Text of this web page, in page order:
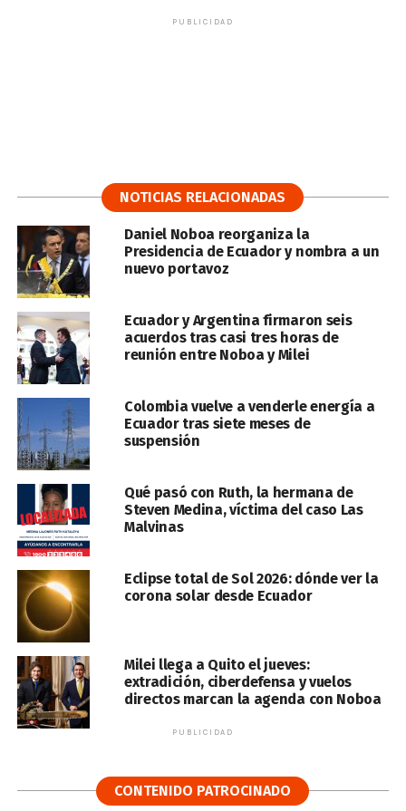
PUBLICIDAD
NOTICIAS RELACIONADAS
Daniel Noboa reorganiza la
Presidencia de Ecuador y nombra a un
nuevo portavoz
Ecuador y Argentina firmaron seis
acuerdos tras casi tres horas de
reunión entre Noboa y Milei
Colombia vuelve a venderle energía a
Ecuador tras siete meses de
suspensión
Qué pasó con Ruth, la hermana de
Steven Medina, víctima del caso Las
Malvinas
Eclipse total de Sol 2026: dónde ver la
corona solar desde Ecuador
Milei llega a Quito el jueves:
extradición, ciberdefensa y vuelos
directos marcan la agenda con Noboa
PUBLICIDAD
CONTENIDO PATROCINADO